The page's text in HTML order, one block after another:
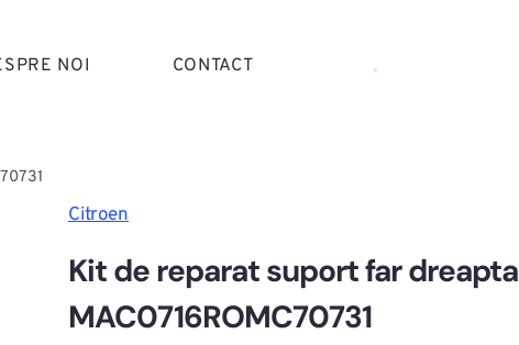
NOI CONTACT
Citroen
Kit de reparat suport far dreapta
MAC0716ROMC70731